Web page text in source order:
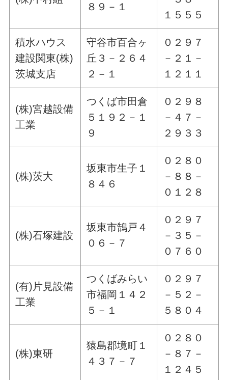
８９－１
１５５５
積水ハウス
建設関東(株)
茨城支店
守谷市百合ヶ
丘３－２６４
２－１
０２９７
－２１－
１２１１
(株)宮越設備
工業
つくば市田倉
５１９２－１
９
０２９８
－４７－
２９３３
(株)茨大
坂東市生子１
８４６
０２８０
－８８－
０１２８
(株)石塚建設
坂東市鵠戸４
０６－７
０２９７
－３５－
０７６０
(有)片見設備
工業
つくばみらい
市福岡１４２
５－１
０２９７
－５２－
５８０４
(株)東研
猿島郡境町１
４３７－７
０２８０
－８７－
１２４５